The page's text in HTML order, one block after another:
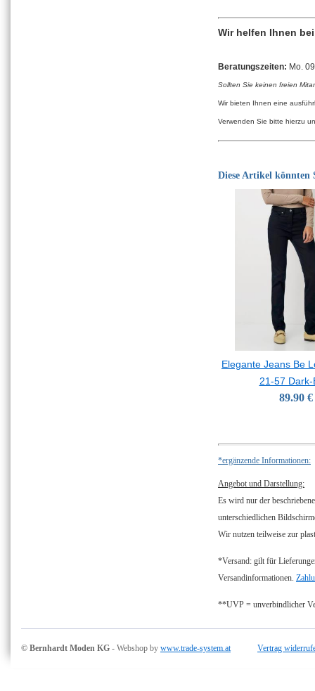
Wir helfen Ihnen
Beratungszeiten: Mo.
Sollten Sie keinen freien
Wir bieten Ihnen eine
Verwenden Sie bitte hierzu
Diese Artikel könnten
Elegante Jeans Be
21-57 Dark-
89.90 €
*ergänzende Informationen:
Angebot und Darstellung:
Es wird nur der
unterschiedlichen
Wir nutzen teilweise zur
*Versand: gilt für
Versandinformationen.
**UVP = unverbindlicher
© Bernhardt Moden KG - Webshop by www.trade-system.at Vertrag